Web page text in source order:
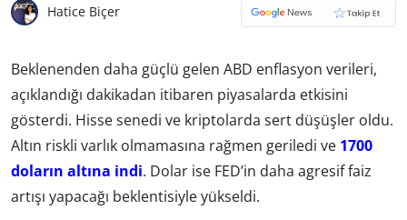
Hatice Biçer
Beklenenden daha güçlü gelen ABD enflasyon verileri,
açıklandığı dakikadan itibaren piyasalarda etkisini
gösterdi. Hisse senedi ve kriptolarda sert düşüşler oldu.
Altın riskli varlık olmamasına rağmen geriledi ve 1700
doların altına indi. Dolar ise FED’in daha agresif faiz
artışı yapacağı beklentisiyle yükseldi.